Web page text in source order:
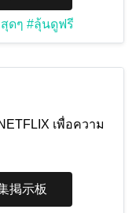
ดๆ #ลุ้นดูฟรี
เพื่อความ
掲示板